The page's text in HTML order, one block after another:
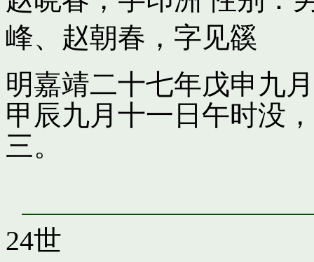
峰、 赵朝春，字见豀
明嘉靖二十七年戊申九
甲辰九月十一日午时没
三。
24世